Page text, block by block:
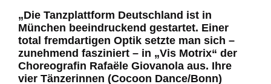
„Die Tanzplattform Deutschland ist in
München beeindruckend gestartet. Einer
total fremdartigen Optik setzte man sich –
zunehmend fasziniert – in „Vis Motrix“ der
Choreografin Rafaële Giovanola aus. Ihre
vier Tänzerinnen (Cocoon Dance/Bonn)